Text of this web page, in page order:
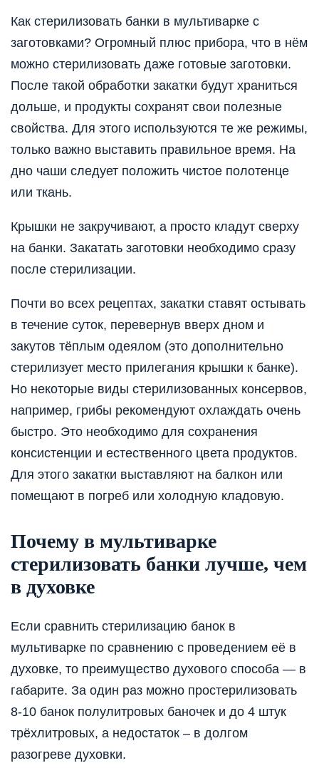
Как стерилизовать банки в мультиварке с
заготовками? Огромный плюс прибора, что в нём
можно стерилизовать даже готовые заготовки.
После такой обработки закатки будут храниться
дольше, и продукты сохранят свои полезные
свойства. Для этого используются те же режимы,
только важно выставить правильное время. На
дно чаши следует положить чистое полотенце
или ткань.
Крышки не закручивают, а просто кладут сверху
на банки. Закатать заготовки необходимо сразу
после стерилизации.
Почти во всех рецептах, закатки ставят остывать
в течение суток, перевернув вверх дном и
закутов тёплым одеялом (это дополнительно
стерилизует место прилегания крышки к банке).
Но некоторые виды стерилизованных консервов,
например, грибы рекомендуют охлаждать очень
быстро. Это необходимо для сохранения
консистенции и естественного цвета продуктов.
Для этого закатки выставляют на балкон или
помещают в погреб или холодную кладовую.
Почему в мультиварке
стерилизовать банки лучше, чем
в духовке
Если сравнить стерилизацию банок в
мультиварке по сравнению с проведением её в
духовке, то преимущество духового способа — в
габарите. За один раз можно простерилизовать
8-10 банок полулитровых баночек и до 4 штук
трёхлитровых, а недостаток – в долгом
разогреве духовки.